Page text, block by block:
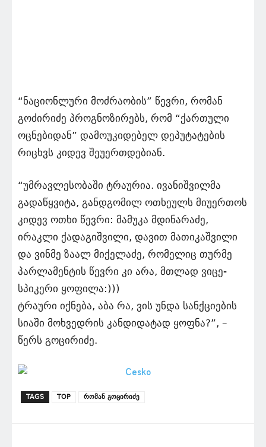
“ნაციონლური მოძრაობის” წევრი, რომან
გოძირიძე პროგნოზირებს, რომ “ქართული
ოცნებიდან” დამოუკიდებელ დეპუტატების
რიცხვს კიდევ შეუერთდებიან.
“უმრავლესობაში ტრაურია. ივანიშვილმა
გადაწყვიტა, განდგომილ ოთხეულს მიუერთოს
კიდევ ოთხი წევრი: მამუკა მდინარაძე,
ირაკლი ქადაგიშვილი, დავით მათიკაშვილი
და ვინმე ზაალ მიქელაძე, რომელიც თურმე
პარლამენტის წევრი კი არა, მთლად ვიცე-
სპიკერი ყოფილა:)))
ტრაური იქნება, აბა რა, ვის უნდა სანქციების
სიაში მოხვედრის კანდიდატად ყოფნა?”, –
წერს გოცირიძე.
TAGS TOP რომან გოცირიძე